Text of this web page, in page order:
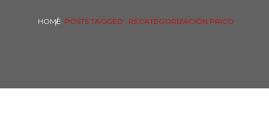
HOME POSTS TAGGED : RECATEGORIZACIÓN PRICO